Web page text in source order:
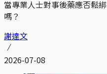
當專業人士對事後藥應否鬆
嗎？
謝達文
2026-07-08